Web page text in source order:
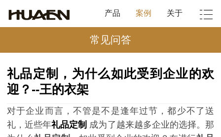
产品 案例 关于
常见问答
礼品定制，为什么如此受到企业的欢
迎？--王的衣架
对于企业而言，不管是不是逢年过节，都少不了送
礼，近些年礼品定制 成为了越来越多企业的选择。那